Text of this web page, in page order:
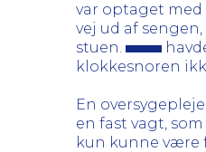
var optaget
vej ud af
stuen.
klokkesnoren
En
en fast vagt,
kun kunne være